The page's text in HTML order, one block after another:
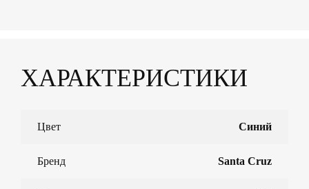
ХАРАКТЕРИСТИКИ
Цвет Синий
Бренд Santa Cruz